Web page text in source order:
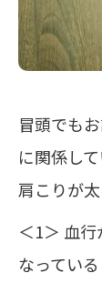
冒頭でも
に関係して
肩こりが
＜1＞ 血
なっている